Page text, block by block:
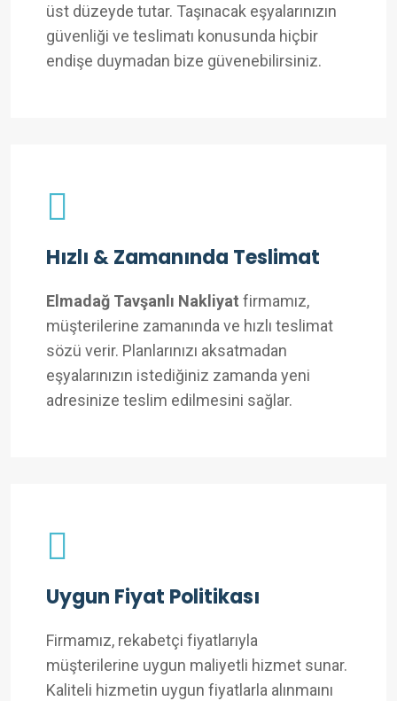
üst düzeyde tutar. Taşınacak eşyalarınızın
güvenliği ve teslimatı konusunda hiçbir
endişe duymadan bize güvenebilirsiniz.
Hızlı & Zamanında Teslimat
Elmadağ Tavşanlı Nakliyat firmamız,
müşterilerine zamanında ve hızlı teslimat
sözü verir. Planlarınızı aksatmadan
eşyalarınızın istediğiniz zamanda yeni
adresinize teslim edilmesini sağlar.
Uygun Fiyat Politikası
Firmamız, rekabetçi fiyatlarıyla
müşterilerine uygun maliyetli hizmet sunar.
Kaliteli hizmetin uygun fiyatlarla alınmaını